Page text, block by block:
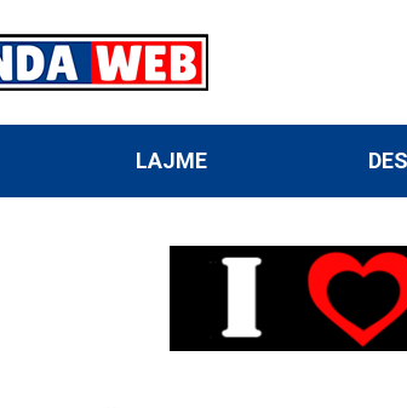
LAJME